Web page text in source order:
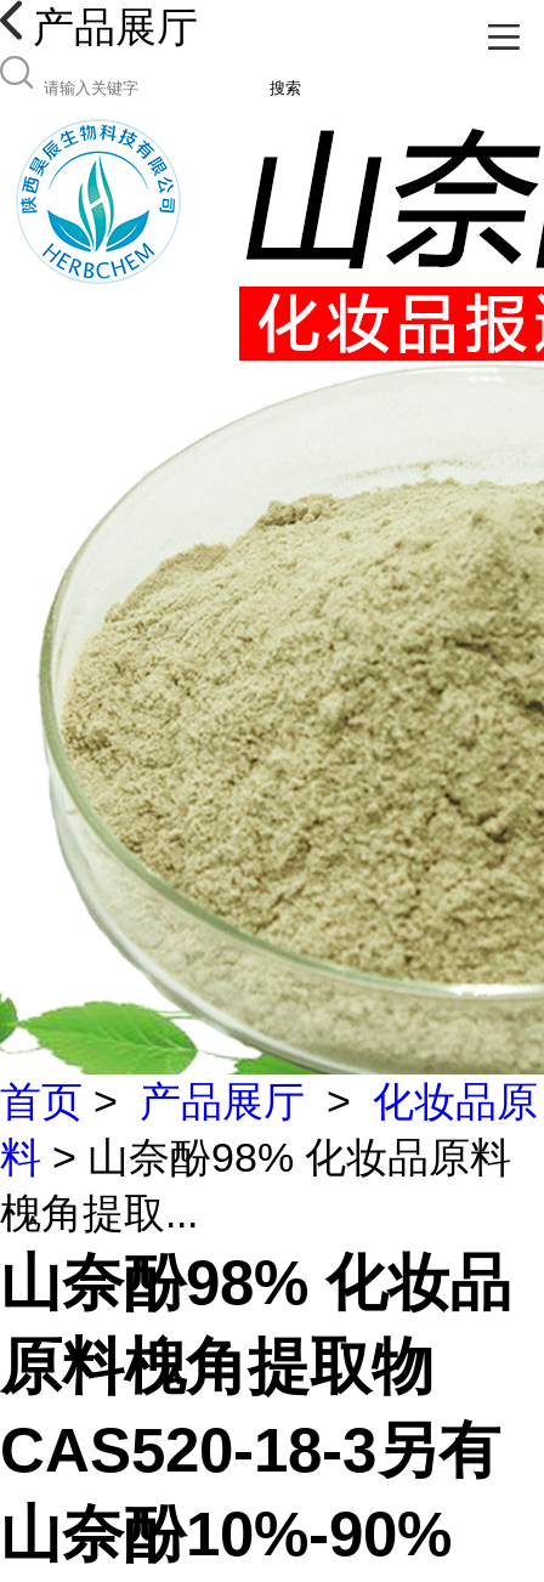
产品展厅
搜索
首页 > 产品展厅 > 化妆品原
料 > 山奈酚98% 化妆品原料
槐角提取...
山奈酚98% 化妆品
原料槐角提取物
CAS520-18-3另有
山奈酚10%-90%